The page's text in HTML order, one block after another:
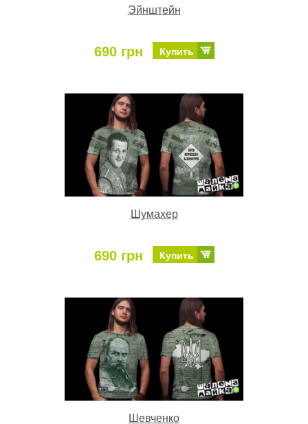
Эйнштейн
690 грн Купить
Шумахер
690 грн Купить
Шевченко